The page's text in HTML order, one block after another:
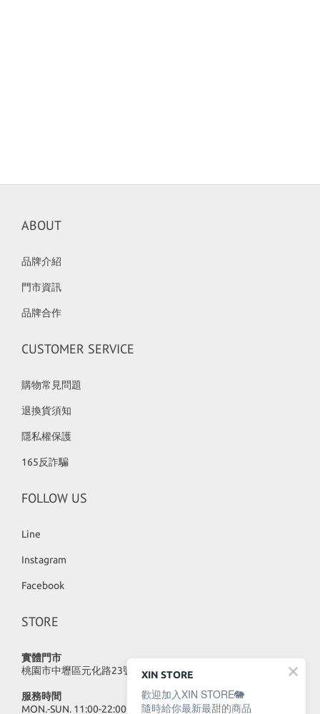
ABOUT
品牌介紹
門市資訊
品牌合作
CUSTOMER SERVICE
購物常見問題
退換貨須知
隱私權保護
165反詐騙
FOLLOW US
Line
Instagram
Facebook
STORE
實體門市
桃園市中壢區元化路23號
服務時間
MON.-SUN. 11:00-22:00
XIN STORE
歡迎加入XIN STORE🐘
隨時給你最新最甜的商品